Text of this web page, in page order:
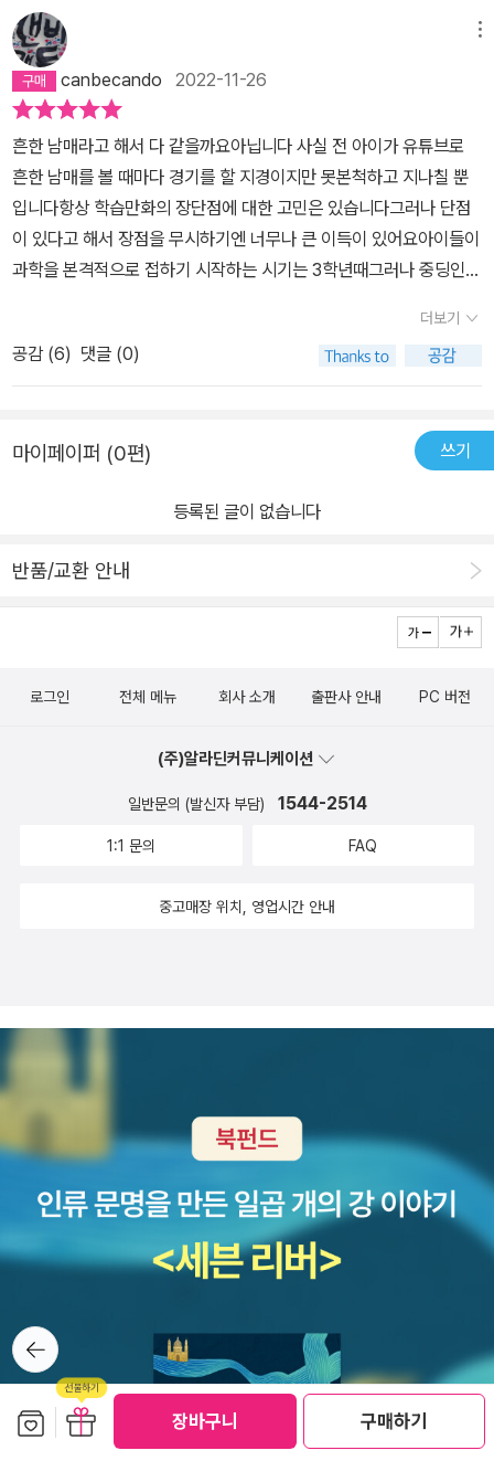
장바구니 구매하기
canbecando 2022-11-26
흔한 남매라고 해서 다 같을까요아닙니다 사실 전 아이가 유튜브로
흔한 남매를 볼 때마다 경기를 할 지경이지만 못본척하고 지나칠 뿐
입니다항상 학습만화의 장단점에 대한 고민은 있습니다그러나 단점
이 있다고 해서 장점을 무시하기엔 너무나 큰 이득이 있어요아이들이
과학을 본격적으로 접하기 시작하는 시기는 3학년때그러나 중딩인
ㅎ엄마와 아이가 과학에 대한 이야기를 나누기란 쉽지않습니다(아!
전 문과라서/ 저의 경우입니다)그러나 아이가 관심을 가지고 질문을
해준다면 아는 선에선 설명도 해주고, 고민도 함께할 수 있지요!!저는
르쳐주는 상황입니다 다음 책은 언제 나오냐고 물어보면 제일 난처한
들어가고 있음을 느낄 때 행복합니다
더보기
공감 (6) 댓글 (0)
마이페이퍼 (0편) 쓰기
등록된 글이 없습니다
반품/교환 안내
뒤로가
기
로그인 전체 메뉴 회사 소개 출판사 안내 PC 버전
(주)알라딘커뮤니케이션
일반문의 (발신자 부담) 1544-2514
1:1 문의 FAQ
중고매장 위치, 영업시간 안내